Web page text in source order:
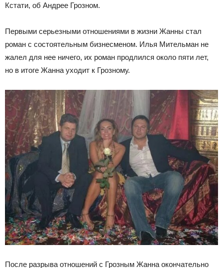
Кстати, об Андрее Грозном.
Первыми серьезными отношениями в жизни Жанны стал
роман с состоятельным бизнесменом. Илья Мительман не
жалел для нее ничего, их роман продлился около пяти лет,
но в итоге Жанна уходит к Грозному.
После разрыва отношений с Грозным Жанна окончательно